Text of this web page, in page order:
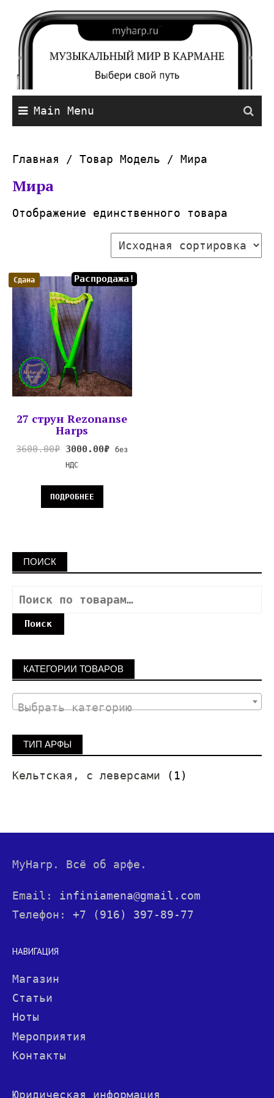
Main Menu
Главная / Товар Модель / Мира
Мира
Отображение единственного товара
Сдана Распродажа!
27 струн Rezonanse
Harps
3600.00₽ 3000.00₽
без
НДС
ПОДРОБНЕЕ
ПОИСК
Поиск
КАТЕГОРИИ ТОВАРОВ
Выбрать категорию
ТИП АРФЫ
Кельтская, с леверсами (1)
MyHarp. Всё об арфе.
Email: infiniamena@gmail.com
Телефон: +7 (916) 397-89-77
НАВИГАЦИЯ
Магазин
Статьи
Ноты
Мероприятия
Контакты
Юридическая информация